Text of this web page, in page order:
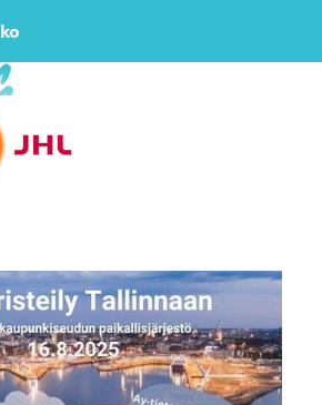
varhaiskasvatus JHL ry 081